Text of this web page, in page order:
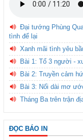
Đại tướng Phùng
tình để lại
Xanh mãi tình yêu
Bài 1: Tổ 3 người -
Bài 2: Truyền cảm
Bài 3: Nối dài mơ
Tháng Ba trên trận
ĐỌC BÁO IN